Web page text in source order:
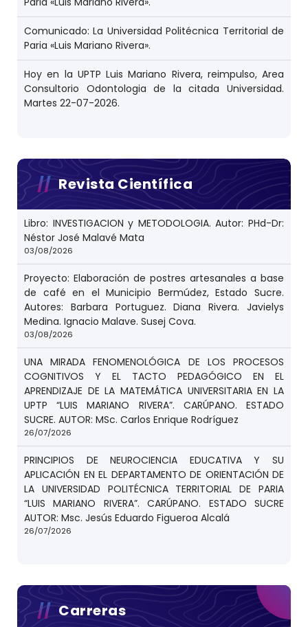
Comunicado: La Universidad Politécnica Territorial de
Paria «Luis Mariano Rivera».
Hoy en la UPTP Luis Mariano Rivera, reimpulso, Area
Consultorio Odontologia de la citada Universidad.
Martes 22-07-2026.
Revista Científica
Libro: INVESTIGACION y METODOLOGIA. Autor: PHd-Dr:
Néstor José Malavé Mata
03/08/2026
Proyecto: Elaboración de postres artesanales a base
de café en el Municipio Bermúdez, Estado Sucre.
Autores: Barbara Portuguez. Diana Rivera. Javielys
Medina. Ignacio Malave. Susej Cova.
03/08/2026
UNA MIRADA FENOMENOLÓGICA DE LOS PROCESOS
COGNITIVOS Y EL TACTO PEDAGÓGICO EN EL
APRENDIZAJE DE LA MATEMÁTICA UNIVERSITARIA EN LA
UPTP “LUIS MARIANO RIVERA”. CARÚPANO. ESTADO
SUCRE. AUTOR: MSc. Carlos Enrique Rodríguez
26/07/2026
PRINCIPIOS DE NEUROCIENCIA EDUCATIVA Y SU
APLICACIÓN EN EL DEPARTAMENTO DE ORIENTACIÓN DE
LA UNIVERSIDAD POLITÉCNICA TERRITORIAL DE PARIA
“LUIS MARIANO RIVERA”. CARÚPANO. ESTADO SUCRE
AUTOR: Msc. Jesús Eduardo Figueroa Alcalá
26/07/2026
Carreras